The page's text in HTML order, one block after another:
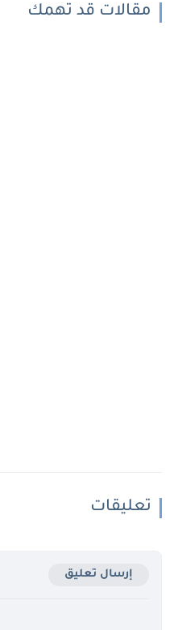
مقالات قد تهمك
تعليقات
إرسال تعليق